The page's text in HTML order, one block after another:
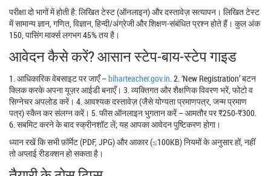
परीक्षा दो भागों में होती है: लिखित टेस्ट (ऑनलाइन) और दस्तावेज़ सत्यापन। लिखित टेस्‍ट
में सामान्य ज्ञान, गणित, विज्ञान, हिन्दी/अंग्रेजी और शिक्षण‑संबंधित प्रश्न होते हैं। कुल अंक
150, पासिंग मार्क्स लगभग 45% तय है।
आवेदन कैसे करें? आसान स्टेप‑बाय‑स्टेप गाइड
1. आधिकारिक वेबसाइट पर जाएँ –biharteacher.gov.in . 2. ‘New Registration’ बटन
क्लिक करके अपना यूज़र आईडी बनाएँ। 3. व्यक्तिगत और शैक्षणिक विवरण भरें, फोटो व
सिग्नेचर अपलोड करें। 4. आवश्यक दस्तावेज़ (जैसे योग्यता प्रमाणपत्र, जन्म प्रमाण
पत्र) स्कैन कर संलग्न करें। 5. फीस ऑनलाइन भुगतान करें – आमतौर पर ₹250‑₹300.
6. सबमिट करने के बाद स्क्रीनशॉट लें; यह आपका आवेदन पुष्टिकरण होगा।
ध्यान रखें कि सभी फ़ॉर्मेट (PDF, JPG) और आकार (≤100KB) नियमों के अनुसार हों, नहीं
तो अप्लाई रीडक्शन हो सकता है।